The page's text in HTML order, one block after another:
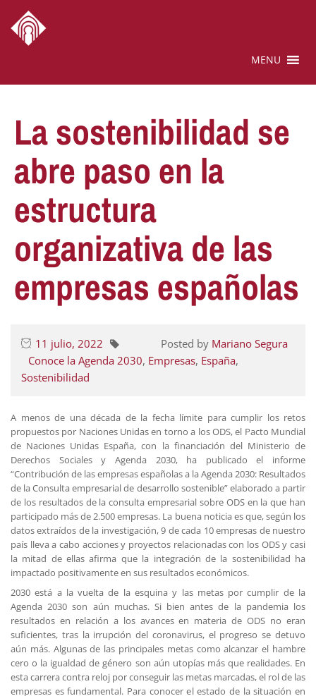
MENU
La sostenibilidad se
abre paso en la
estructura
organizativa de las
empresas españolas
11 julio, 2022 Posted by Mariano Segura
Conoce la Agenda 2030, Empresas, España,
Sostenibilidad
A menos de una década de la fecha límite para cumplir los retos
propuestos por Naciones Unidas en torno a los ODS, el Pacto Mundial
de Naciones Unidas España, con la financiación del Ministerio de
Derechos Sociales y Agenda 2030, ha publicado el informe
“Contribución de las empresas españolas a la Agenda 2030: Resultados
de la Consulta empresarial de desarrollo sostenible” elaborado a partir
de los resultados de la consulta empresarial sobre ODS en la que han
participado más de 2.500 empresas. La buena noticia es que, según los
datos extraídos de la investigación, 9 de cada 10 empresas de nuestro
país lleva a cabo acciones y proyectos relacionadas con los ODS y casi
la mitad de ellas afirma que la integración de la sostenibilidad ha
impactado positivamente en sus resultados económicos.
2030 está a la vuelta de la esquina y las metas por cumplir de la
Agenda 2030 son aún muchas. Si bien antes de la pandemia los
resultados en relación a los avances en materia de ODS no eran
suficientes, tras la irrupción del coronavirus, el progreso se detuvo
aún más. Algunas de las principales metas como alcanzar el hambre
cero o la igualdad de género son aún utopías más que realidades. En
esta carrera contra reloj por conseguir las metas marcadas, el rol de las
empresas es fundamental. Para conocer el estado de la situación en